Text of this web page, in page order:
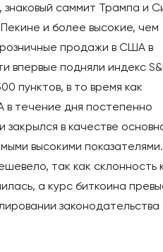
знаковый саммит Трампа и
и более высокие, чем
продажи в США в
впервые подняли индекс
пунктов, в то время как
течение дня постепенно
закрылся в качестве
высокими показателями.
так как склонность
а курс биткоина
законодательства